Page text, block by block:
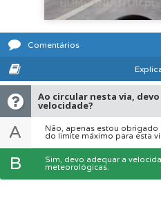
Comentários
Ao circular nesta via,
velocidade?
A
Não, apenas estou
do limite máximo para esta
B
Sim, devo adequar a
meteorológicas.